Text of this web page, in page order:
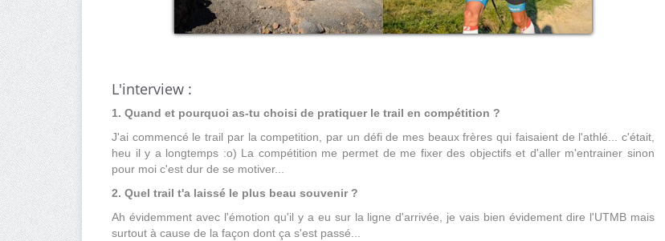
L'interview :
1. Quand et pourquoi as-tu choisi de pratiquer le trail en compétition ?
J'ai commencé le trail par la competition, par un défi de mes beaux frères qui faisaient de l'athlé... c'était,
heu il y a longtemps :o) La compétition me permet de me fixer des objectifs et d'aller m'entrainer sinon
pour moi c'est dur de se motiver...
2. Quel trail t'a laissé le plus beau souvenir ?
Ah évidemment avec l'émotion qu'il y a eu sur la ligne d'arrivée, je vais bien évidement dire l'UTMB mais
surtout à cause de la façon dont ça s'est passé...